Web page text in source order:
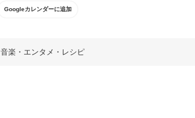
Googleカレンダーに追加
音楽・エンタメ・レシピ